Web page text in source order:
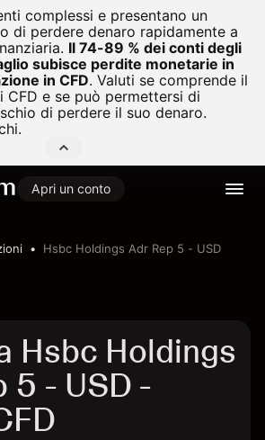
complessi e presentano un
di perdere denaro rapidamente a
Il 74-89 % dei conti degli
subisce perdite monetarie in
in CFD. Valuti se comprende il
CFD e se può permettersi di
di perdere il suo denaro.
Apri un conto
Hsbc Holdings Adr Rep 5 - USD
Hsbc Holdings
5 - USD -